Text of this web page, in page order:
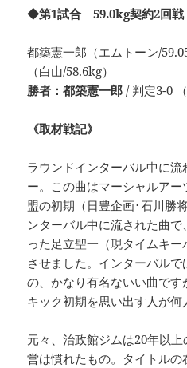
◆第1試合 59.0kg契約2回戦
都築憲一郎（エムトーン/
（白山/58.6kg）
勝者：都築憲一郎 / 判定3-0
《取材戦記》
ラウンドインターバル中に
ー。この曲はマーシャルア
盟の初期（日豊企画･石川勝
ンターバル中に流された曲
った足立聖一（現タイムキ
させました。インターバル
の、かなり有名ないい曲で
キック初期を思い出す人が何
元々、治政館ジムは20年以
営は慣れたもの。タイトル